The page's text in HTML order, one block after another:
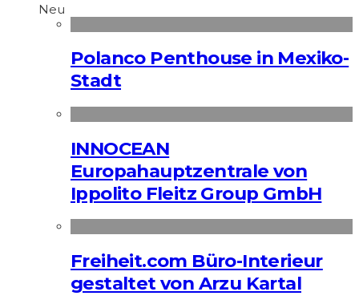
Neu
Polanco Penthouse in Mexiko-
Stadt
INNOCEAN
Europahauptzentrale von
Ippolito Fleitz Group GmbH
Freiheit.com Büro-Interieur
gestaltet von Arzu Kartal